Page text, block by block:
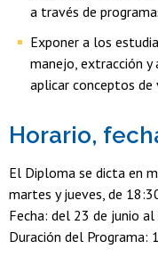
a través de
Exponer a los
manejo, extracción y
aplicar conceptos de
Horario,
El Diploma se dicta en
martes y jueves, de
Fecha: del 23 de junio
Duración del Programa: